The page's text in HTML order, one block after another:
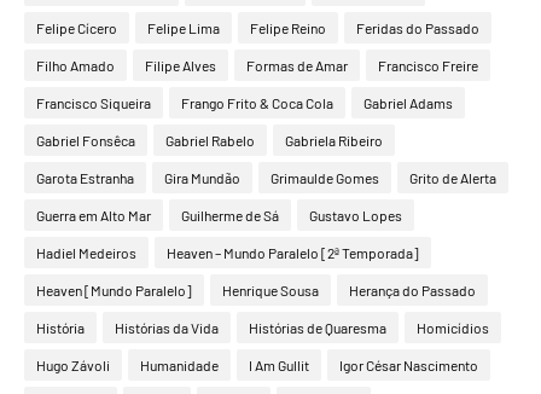
Felipe Cícero Felipe Lima Felipe Reino Feridas do Passado
Filho Amado Filipe Alves Formas de Amar Francisco Freire
Francisco Siqueira Frango Frito & Coca Cola Gabriel Adams
Gabriel Fonsêca Gabriel Rabelo Gabriela Ribeiro
Garota Estranha Gira Mundão Grimaulde Gomes Grito de Alerta
Guerra em Alto Mar Guilherme de Sá Gustavo Lopes
Hadiel Medeiros Heaven – Mundo Paralelo [2ª Temporada]
Heaven [Mundo Paralelo] Henrique Sousa Herança do Passado
História Histórias da Vida Histórias de Quaresma Homicídios
Hugo Závoli Humanidade I Am Gullit Igor César Nascimento